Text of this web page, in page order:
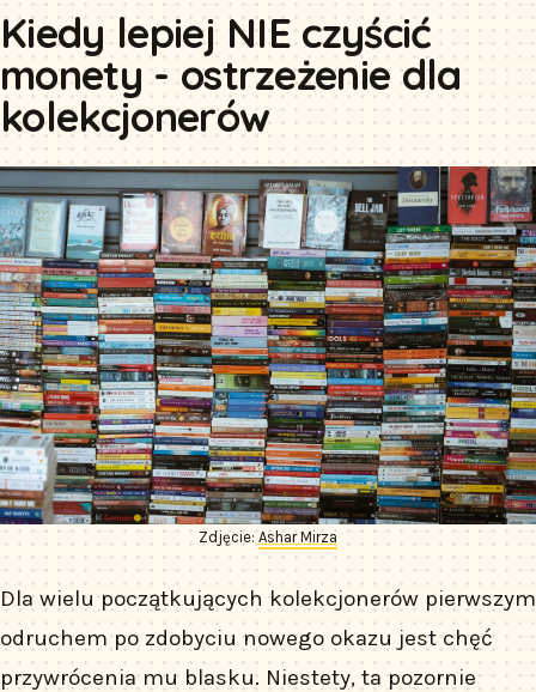
Kiedy lepiej NIE czyścić
monety - ostrzeżenie dla
kolekcjonerów
Zdjęcie:Ashar Mirza
Dla wielu początkujących kolekcjonerów pierwszym
odruchem po zdobyciu nowego okazu jest chęć
przywrócenia mu blasku. Niestety, ta pozornie